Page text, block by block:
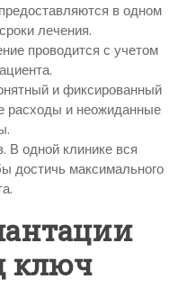
в одном
лечения.
проводится с учетом
и фиксированный
расходы и неожиданные
В одной клинике вся
достичь максимального
ключ